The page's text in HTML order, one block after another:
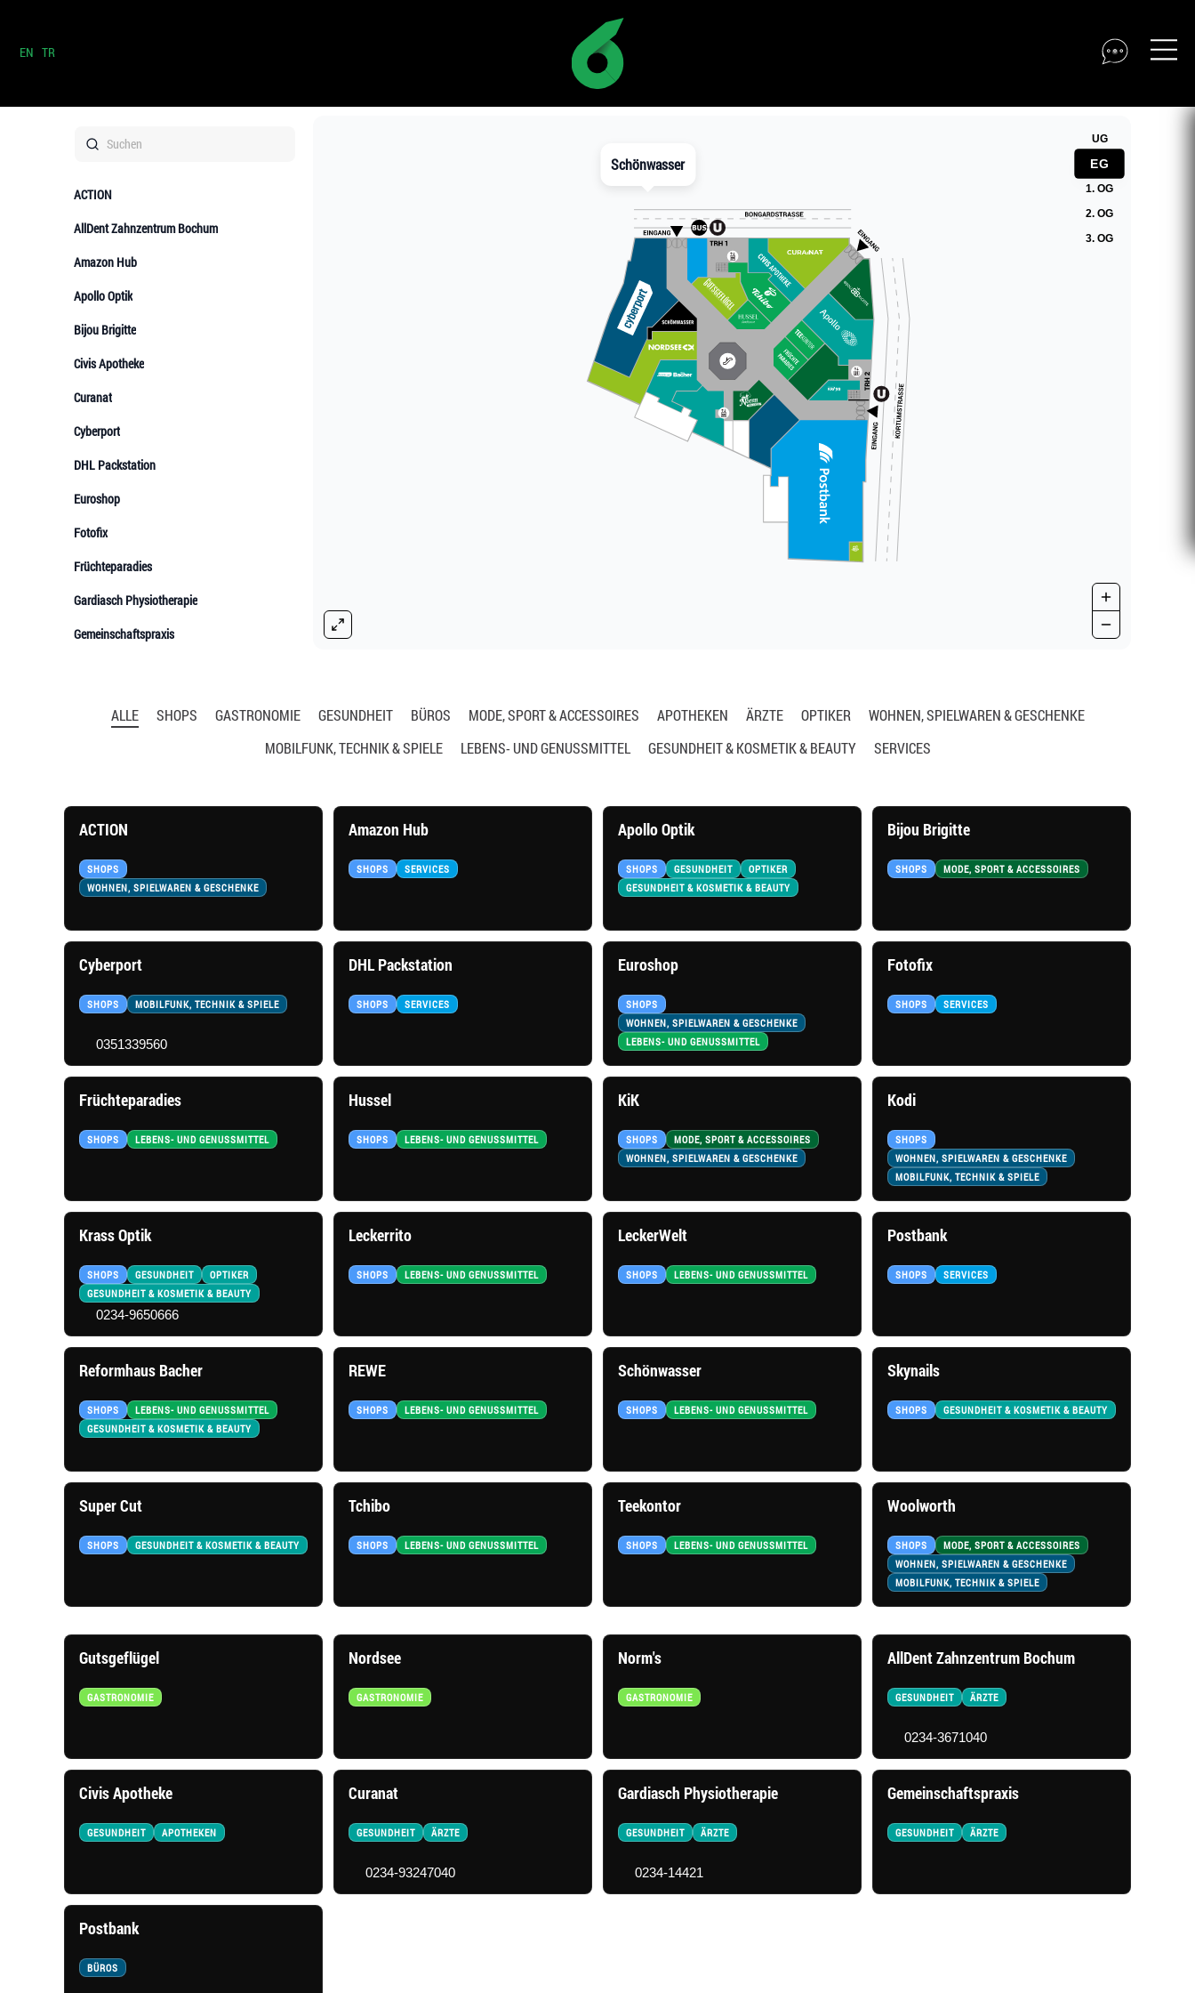
EN TR
ALLE SHOPS GASTRONOMIE GESUNDHEIT BÜROS MODE, SPORT & ACCESSOIRES APOTHEKEN ÄRZTE OPTIKER
WOHNEN, SPIELWAREN & GESCHENKE
MOBILFUNK, TECHNIK & SPIELE
LEBENS- UND GENUSSMITTEL GESUNDHEIT & KOSMETIK & BEAUTY SERVICES
SHOPS
WOHNEN, SPIELWAREN & GESCHENKE
ACTION
SHOPS SERVICES
Amazon Hub
SHOPS GESUNDHEIT
OPTIKER
GESUNDHEIT & KOSMETIK & BEAUTY
Apollo Optik
SHOPS MODE, SPORT & ACCESSOIRES
Bijou Brigitte
SHOPS MOBILFUNK, TECHNIK & SPIELE
Cyberport
0351339560
SHOPS SERVICES
DHL Packstation
SHOPS
WOHNEN, SPIELWAREN & GESCHENKE
LEBENS- UND GENUSSMITTEL
Euroshop
SHOPS SERVICES
Fotofix
SHOPS LEBENS- UND GENUSSMITTEL
Früchteparadies
SHOPS LEBENS- UND GENUSSMITTEL
Hussel
SHOPS
MODE, SPORT & ACCESSOIRES
WOHNEN, SPIELWAREN & GESCHENKE
KiK
SHOPS
WOHNEN, SPIELWAREN & GESCHENKE
MOBILFUNK, TECHNIK & SPIELE
Kodi
SHOPS GESUNDHEIT
OPTIKER
GESUNDHEIT & KOSMETIK & BEAUTY
Krass Optik
0234-9650666
SHOPS LEBENS- UND GENUSSMITTEL
Leckerrito
SHOPS LEBENS- UND GENUSSMITTEL
LeckerWelt
SHOPS SERVICES
Postbank
SHOPS
LEBENS- UND GENUSSMITTEL
GESUNDHEIT & KOSMETIK & BEAUTY
Reformhaus Bacher
SHOPS LEBENS- UND GENUSSMITTEL
REWE
SHOPS LEBENS- UND GENUSSMITTEL
Schönwasser
SHOPS GESUNDHEIT & KOSMETIK & BEAUTY
Skynails
SHOPS GESUNDHEIT & KOSMETIK & BEAUTY
Super Cut
SHOPS LEBENS- UND GENUSSMITTEL
Tchibo
SHOPS LEBENS- UND GENUSSMITTEL
Teekontor
SHOPS
MODE, SPORT & ACCESSOIRES
WOHNEN, SPIELWAREN & GESCHENKE
MOBILFUNK, TECHNIK & SPIELE
Woolworth
GASTRONOMIE
Gutsgeflügel
GASTRONOMIE
Nordsee
GASTRONOMIE
Norm's
GESUNDHEIT ÄRZTE
AllDent Zahnzentrum Bochum
0234-3671040
GESUNDHEIT APOTHEKEN
Civis Apotheke
GESUNDHEIT ÄRZTE
Curanat
0234-93247040
GESUNDHEIT ÄRZTE
Gardiasch Physiotherapie
0234-14421
GESUNDHEIT ÄRZTE
Gemeinschaftspraxis
BÜROS
Postbank